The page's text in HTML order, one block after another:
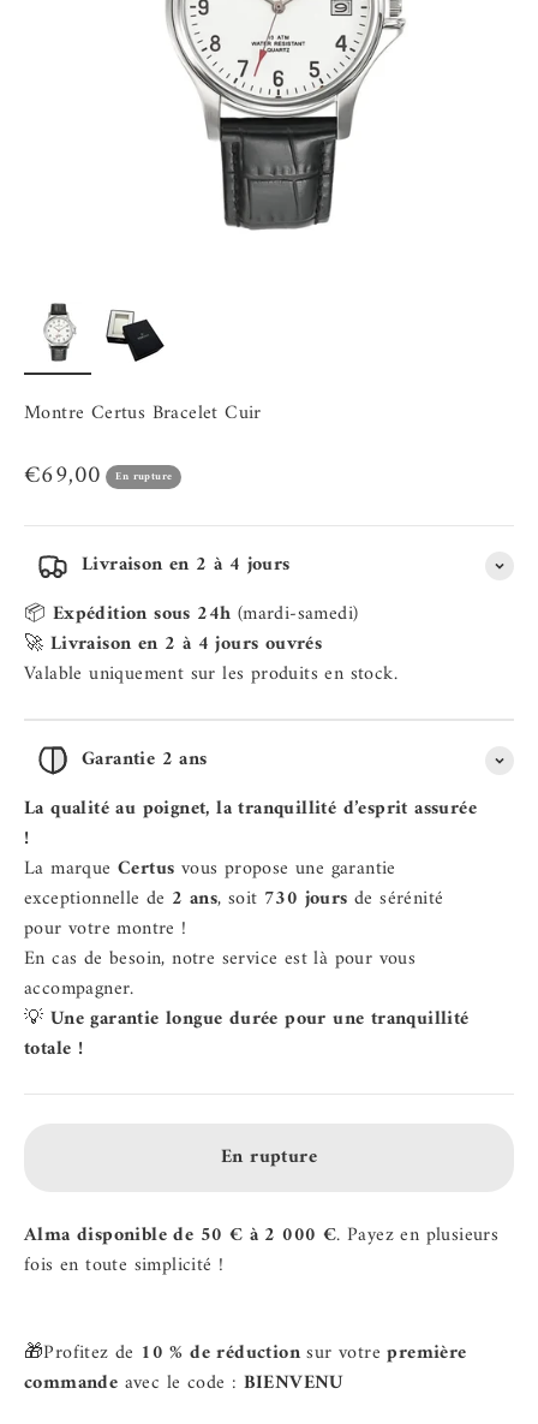
Montre Certus Bracelet Cuir
Prix de vente
€69,00 En rupture
Livraison en 2 à 4 jours
📦 Expédition sous 24h (mardi-samedi)
🚀 Livraison en 2 à 4 jours ouvrés
Valable uniquement sur les produits en stock.
Garantie 2 ans
La qualité au poignet, la tranquillité d’esprit assurée
!
La marque Certus vous propose une garantie
exceptionnelle de 2 ans, soit 730 joursde sérénité
pour votre montre !
En cas de besoin, notre service est là pour vous
accompagner.
💡 Une garantie longue durée pour une tranquillité
totale !
En rupture
Alma disponible de 50 € à 2 000 €. Payez en plusieurs
fois en toute simplicité !
🎁Profitez de 10 % de réductionsur votrepremière
commande avec le code : BIENVENU